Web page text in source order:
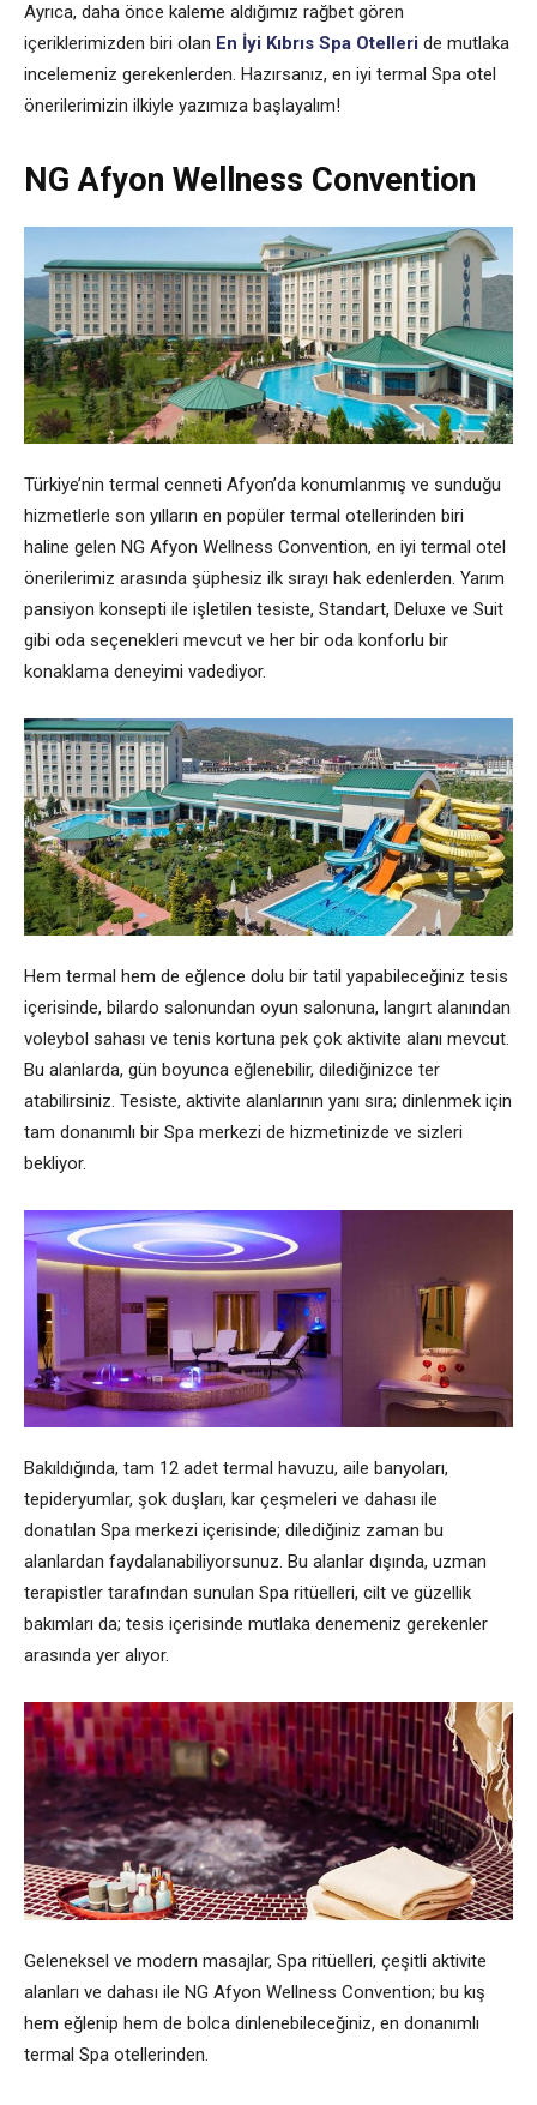
Ayrıca, daha önce kaleme aldığımız rağbet gören
içeriklerimizden biri olan En İyi Kıbrıs Spa Otelleri de mutlaka
incelemeniz gerekenlerden. Hazırsanız, en iyi termal Spa otel
önerilerimizin ilkiyle yazımıza başlayalım!
NG Afyon Wellness Convention
Türkiye’nin termal cenneti Afyon’da konumlanmış ve sunduğu
hizmetlerle son yılların en popüler termal otellerinden biri
haline gelen NG Afyon Wellness Convention, en iyi termal otel
önerilerimiz arasında şüphesiz ilk sırayı hak edenlerden. Yarım
pansiyon konsepti ile işletilen tesiste, Standart, Deluxe ve Suit
gibi oda seçenekleri mevcut ve her bir oda konforlu bir
konaklama deneyimi vadediyor.
Hem termal hem de eğlence dolu bir tatil yapabileceğiniz tesis
içerisinde, bilardo salonundan oyun salonuna, langırt alanından
voleybol sahası ve tenis kortuna pek çok aktivite alanı mevcut.
Bu alanlarda, gün boyunca eğlenebilir, dilediğinizce ter
atabilirsiniz. Tesiste, aktivite alanlarının yanı sıra; dinlenmek için
tam donanımlı bir Spa merkezi de hizmetinizde ve sizleri
bekliyor.
Bakıldığında, tam 12 adet termal havuzu, aile banyoları,
tepideryumlar, şok duşları, kar çeşmeleri ve dahası ile
donatılan Spa merkezi içerisinde; dilediğiniz zaman bu
alanlardan faydalanabiliyorsunuz. Bu alanlar dışında, uzman
terapistler tarafından sunulan Spa ritüelleri, cilt ve güzellik
bakımları da; tesis içerisinde mutlaka denemeniz gerekenler
arasında yer alıyor.
Geleneksel ve modern masajlar, Spa ritüelleri, çeşitli aktivite
alanları ve dahası ile NG Afyon Wellness Convention; bu kış
hem eğlenip hem de bolca dinlenebileceğiniz, en donanımlı
termal Spa otellerinden.